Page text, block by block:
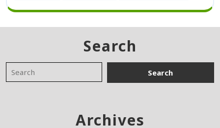
Search
Archives